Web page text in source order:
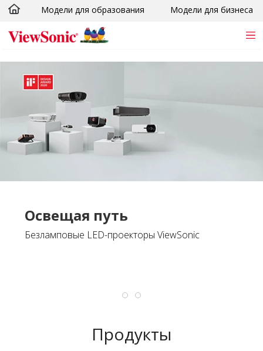
Skip to main content
Модели для образования Модели для бизнеса
Освещая путь
Безламповые LED-проекторы ViewSonic
Продукты